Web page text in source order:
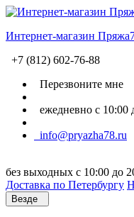
Интернет-магазин
+7 (812) 602-76-88
Перезвоните мне
ежедневно с 10:00
info@pryazha78.ru
без выходных с 10:00 до
Доставка по Петербургу
Везде